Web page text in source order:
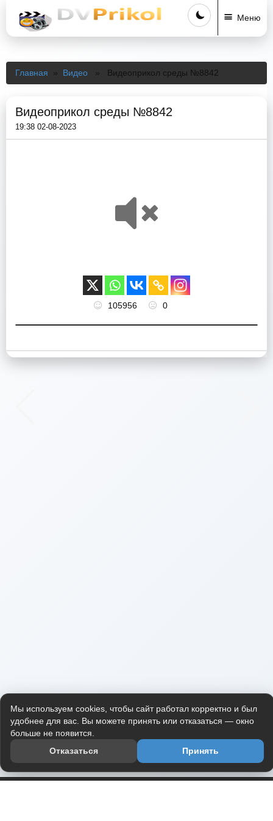
Меню
Главная » Видео » Видеоприкол среды №8842
Видеоприкол среды №8842
19:38 02-08-2023
105956 0
Мы используем cookies, чтобы сайт работал корректно и был
удобнее для вас. Вы можете принять или отказаться — окно
больше не появится.
Отказаться
Принять